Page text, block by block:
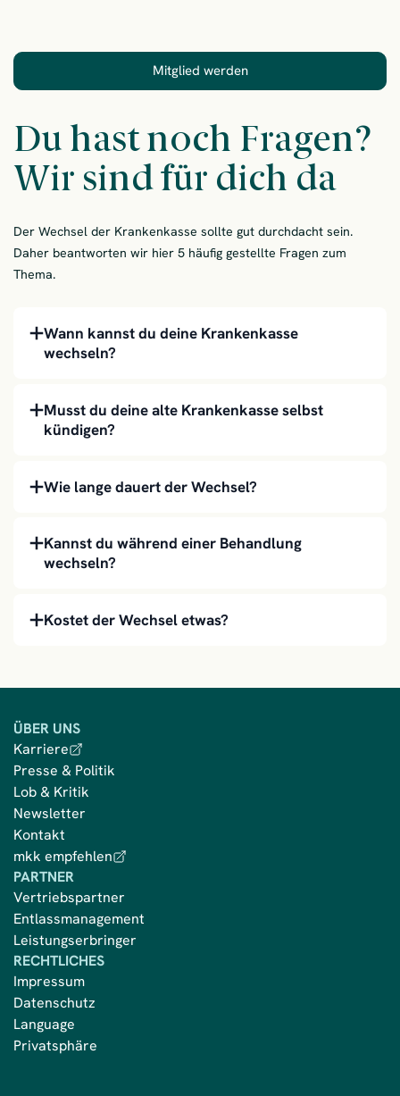
Mitglied werden
Du hast noch Fragen?
Wir sind für dich da
Der Wechsel der Krankenkasse sollte gut durchdacht sein.
Daher beantworten wir hier 5 häufig gestellte Fragen zum
Thema.
Wann kannst du deine Krankenkasse
wechseln?
Musst du deine alte Krankenkasse selbst
kündigen?
Wie lange dauert der Wechsel?
Kannst du während einer Behandlung
wechseln?
Kostet der Wechsel etwas?
ÜBER UNS
Karriere
Presse & Politik
Lob & Kritik
Newsletter
Kontakt
mkk empfehlen
PARTNER
Vertriebspartner
Entlassmanagement
Leistungserbringer
RECHTLICHES
Impressum
Datenschutz
Language
Privatsphäre